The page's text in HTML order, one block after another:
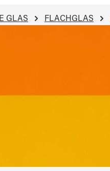
GLAS FLACHGLAS